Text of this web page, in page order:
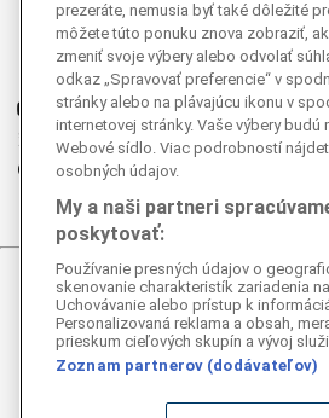
Facebook
Instagram
Ganjing
Youtube
Twitter
Telegram
RSS
© 2026 Epoch Times
Všetky práva vyhradené. Publikovanie
správ a fotografií zo zdrojov
prezeráte, nemusia byť také dôležité
môžete túto ponuku znova zobraziť,
zmeniť svoje výbery alebo odvolať
odkaz „Spravovať preferencie“ v
stránky alebo na plávajúcu ikonu v
internetovej stránky. Vaše výbery budú
Webové sídlo. Viac podrobností
osobných údajov.
My a naši partneri
poskytovať:
Používanie presných údajov o
skenovanie charakteristík zariadenia
Uchovávanie alebo prístup k
Personalizovaná reklama a obsah,
prieskum cieľových skupín a vývoj
Zoznam partnerov (dodávateľov)